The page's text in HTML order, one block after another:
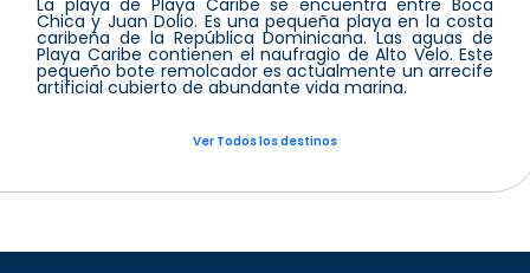
Chica y Juan Dolio. Es una pequeña playa en la costa
caribeña de la República Dominicana. Las aguas de
Playa Caribe contienen el naufragio de Alto Velo. Este
pequeño bote remolcador es actualmente un arrecife
artificial cubierto de abundante vida marina.
Ver Todos los destinos